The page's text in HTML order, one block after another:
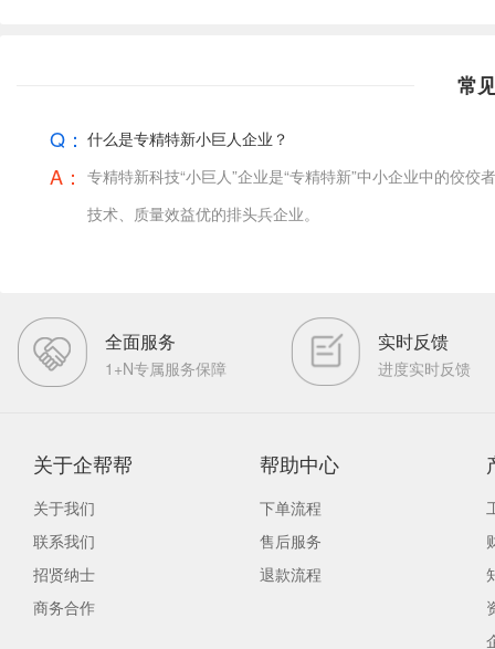
常
Q： 什么是专精特新小巨人企业？
A： 专精特新科技“小巨人”企业是“专精特新”中小企业中的佼
技术、质量效益优的排头兵企业。
全面服务
1+N专属服务保障
实时反馈
进度实时反馈
关于企帮帮
关于我们
联系我们
招贤纳士
商务合作
帮助中心
下单流程
售后服务
退款流程